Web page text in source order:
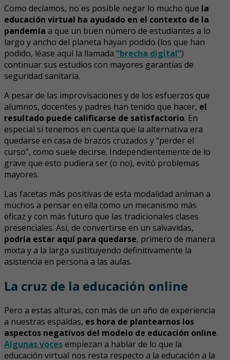
Como decíamos, no es posible negar lo mucho que la
educación virtual ha ayudado en el contexto de la
pandemia a que un buen número de estudiantes a lo
largo y ancho del planeta hayan podido (los que han
podido, léase aquí la llamada “brecha digital”)
continuar sus estudios con mayores garantías de
seguridad sanitaria.
A pesar de las improvisaciones y de los esfuerzos que
alumnos, docentes y padres han tenido que hacer, el
resultado puede calificarse de satisfactorio. En
especial si tenemos en cuenta que la alternativa era
quedarse en casa de brazos cruzados y “perder el
curso”, como suele decirse. Independientemente de lo
grave que esto pudiera ser (o no), evitó problemas
mayores.
Las facetas más positivas de esta modalidad animan a
muchos a pensar en ella como un mecanismo más
eficaz y con más futuro que las tradicionales clases
presenciales. Así, de convertirse en un salvavidas,
podría estar aquí para quedarse, primero de manera
mixta y a la larga sustituyendo definitivamente la
asistencia en persona a las aulas.
La cruz de la educación online
Pero a estas alturas, con más de un año de experiencia
a nuestras espaldas, es hora de plantearnos los
aspectos negativos del modelo de educación online.
Algunas vocesempiezan a hablar de lo que la
educación virtual nos resta respecto a la educación a la